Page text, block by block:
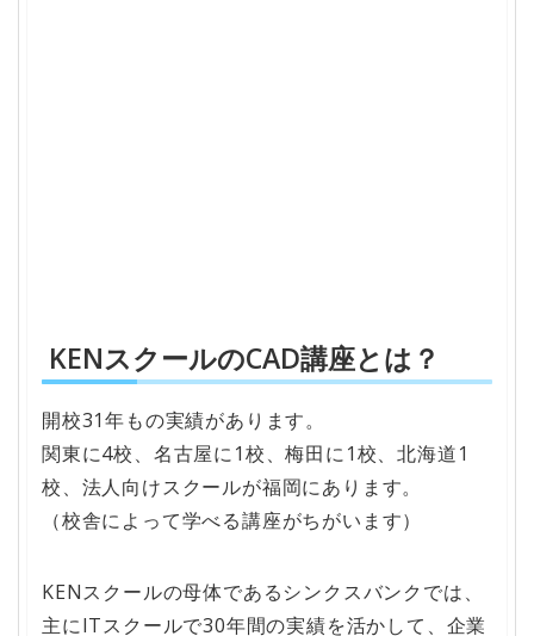
KENスクールのCAD講座とは？
開校31年もの実績があります。
関東に4校、名古屋に1校、梅田に1校、北海道1
校、法人向けスクールが福岡にあります。
（校舎によって学べる講座がちがいます）
KENスクールの母体であるシンクスバンクでは、
主にITスクールで30年間の実績を活かして、企業